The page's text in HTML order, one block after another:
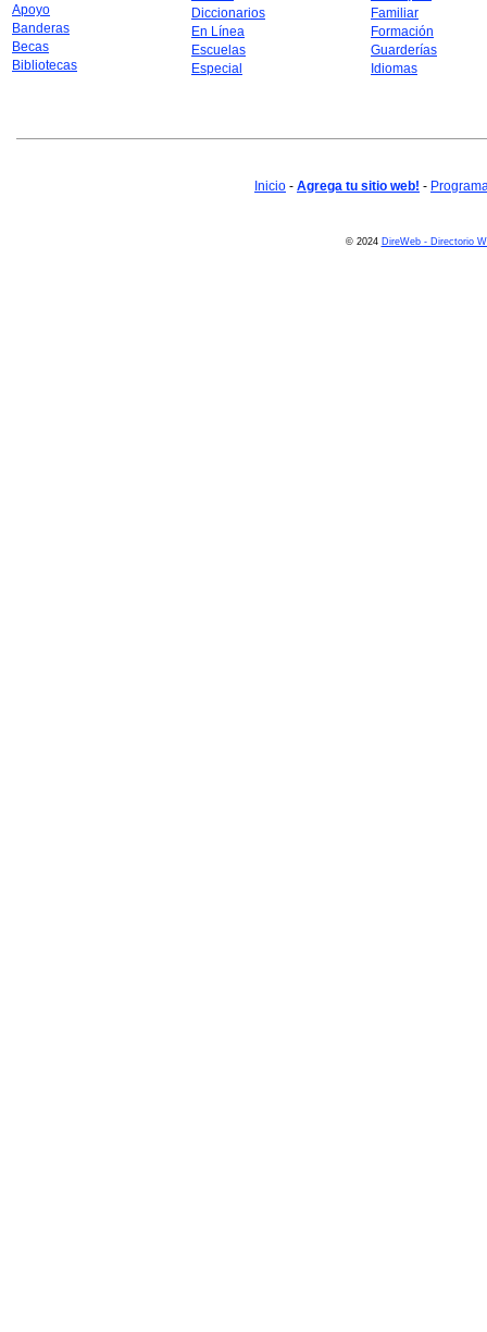
Apoyo
Banderas
Becas
Bibliotecas
Diccionarios
En Línea
Escuelas
Especial
Familiar
Formación
Guarderías
Idiomas
Inicio - Agrega tu sitio web! -
© 2024 DireWeb - Directorio